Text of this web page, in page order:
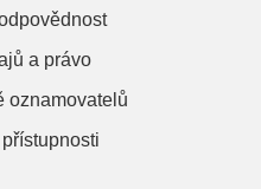
a právo
oznamovatelů